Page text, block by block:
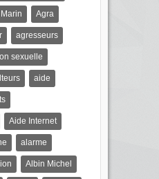
Agra
agresseurs
sexuelle
aide
Aide Internet
alarme
Albin Michel